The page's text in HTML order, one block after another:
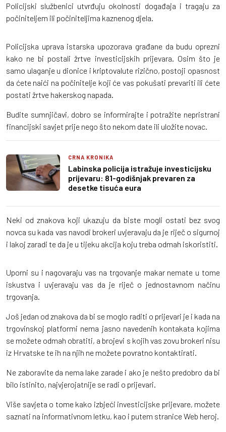
Policijski službenici utvrđuju okolnosti događaja i tragaju za
počiniteljem ili počiniteljima kaznenog djela.
Policijska uprava istarska upozorava građane da budu oprezni
kako ne bi postali žrtve investicijskih prijevara. Osim što je
samo ulaganje u dionice i kriptovalute rizično, postoji opasnost
da ćete naići na počinitelje koji će vas pokušati prevariti ili ćete
postati žrtve hakerskog napada.
Budite sumnjičavi, dobro se informirajte i potražite nepristrani
financijski savjet prije nego što nekom date ili uložite novac.
CRNA KRONIKA
Labinska policija istražuje investicijsku
prijevaru: 81-godišnjak prevaren za
desetke tisuća eura
Neki od znakova koji ukazuju da biste mogli ostati bez svog
novca su kada vas navodi brokeri uvjeravaju da je riječ o sigurnoj
i lakoj zaradi te da je u tijeku akcija koju treba odmah iskoristiti.
Uporni su i nagovaraju vas na trgovanje makar nemate u tome
iskustva i uvjeravaju vas da je riječ o jednostavnom načinu
trgovanja.
Još jedan od znakova da bi se moglo raditi o prijevari je i kada na
trgovinskoj platformi nema jasno navedenih kontakata kojima
se možete odmah obratiti, a brojevi s kojih vas zovu brokeri nisu
iz Hrvatske te ih na njih ne možete povratno kontaktirati.
Ne zaboravite da nema lake zarade i ako je nešto predobro da bi
bilo istinito, najvjerojatnije se radi o prijevari.
Više savjeta o tome kako izbjeći investicijske prijevare, možete
saznati na informativnom letku, kao i putem stranice Web heroj.